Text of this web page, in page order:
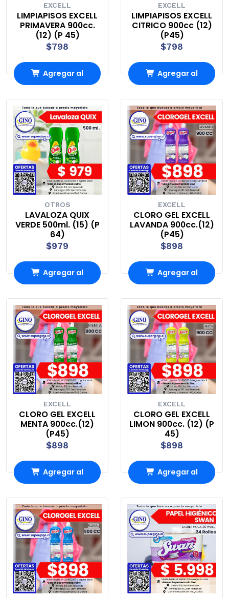
EXCELL
LIMPIAPISOS EXCELL
PRIMAVERA 900cc.
(12) (P 45)
$798
Agregar al
EXCELL
LIMPIAPISOS EXCELL
CITRICO 900cc (12)
(P45)
$798
Agregar al
OTROS
LAVALOZA QUIX
VERDE 500ml. (15) (P
64)
$979
Agregar al
EXCELL
CLORO GEL EXCELL
LAVANDA 900cc.(12)
(P45)
$898
Agregar al
EXCELL
CLORO GEL EXCELL
MENTA 900cc.(12)
(P45)
$898
Agregar al
EXCELL
CLORO GEL EXCELL
LIMON 900cc. (12) (P
45)
$898
Agregar al